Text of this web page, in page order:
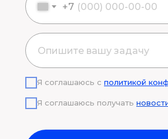
+7
Я соглашаюсь с политикой
Я соглашаюсь получать